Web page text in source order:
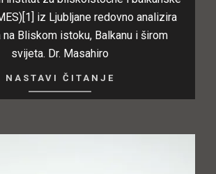
iz Ljubljane redovno analizira
na Bliskom istoku, Balkanu i širom
svijeta. Dr. Masahiro
NASTAVI ČITANJE